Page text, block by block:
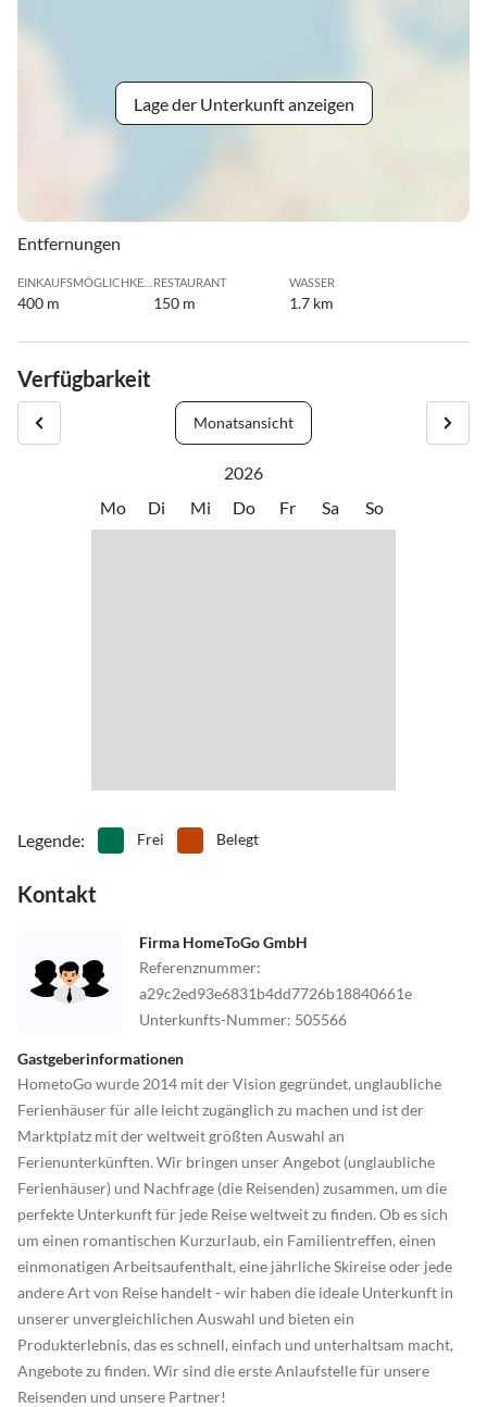
Lage der Unterkunft anzeigen
Entfernungen
400 m
RESTAURANT
150 m
WASSER
1.7 km
Verfügbarkeit
Monatsansicht
2026
Mo
Di Mi Do Fr Sa So
Legende: Frei Belegt
Kontakt
Firma HomeToGo GmbH
Referenznummer:
a29c2ed93e6831b4dd7726b18840661e
Unterkunfts-Nummer: 505566
Gastgeberinformationen
HometoGo wurde 2014 mit der Vision gegründet, unglaubliche
Ferienhäuser für alle leicht zugänglich zu machen und ist der
Marktplatz mit der weltweit größten Auswahl an
Ferienunterkünften. Wir bringen unser Angebot (unglaubliche
Ferienhäuser) und Nachfrage (die Reisenden) zusammen, um die
perfekte Unterkunft für jede Reise weltweit zu finden. Ob es sich
um einen romantischen Kurzurlaub, ein Familientreffen, einen
einmonatigen Arbeitsaufenthalt, eine jährliche Skireise oder jede
andere Art von Reise handelt - wir haben die ideale Unterkunft in
unserer unvergleichlichen Auswahl und bieten ein
Produkterlebnis, das es schnell, einfach und unterhaltsam macht,
Angebote zu finden. Wir sind die erste Anlaufstelle für unsere
Reisenden und unsere Partner!